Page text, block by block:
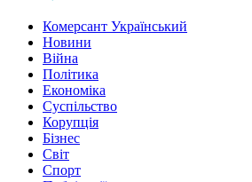
Комерсант Український
Новини
Війна
Політика
Економіка
Суспільство
Корупція
Бізнес
Світ
Спорт